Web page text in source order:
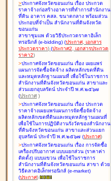
>ประกาศจังหวัดขอนแก่น เรื่อง ประกวด
ราคาจ้างก่อสร้างอาคารที่ทำการสำนักงาน
ที่ดิน อาคาร คสล. ขนาดกลาง พร้อมส่วน
ประกอบที่จำเป็น สำนักงานที่ดินจังหวัด
ขอนแก่น
สาขาชุมแพ ด้วยวิธีประกวดราคาอิเล็ก
ทรอนิกส์ (e-bidding) (ประกาศ, เอกสาร
ประกวดราคา) (ประกาศ2, เอกสารประกวด
ราคา2)
>ประกาศจังหวัดขอนแก่น เรื่อง เผยแพร่
แผนการจัดซื้อจัดจ้าง ผลิตหลักเขตที่ดิน
และหมุดหลักฐานแผนที่ เพื่อใช้ในราชการ
สำนักงานที่ดินจังหวัดขอนแก่น สาขาและ
ส่วนแยกอุบลรัตน์ ประจำปี พ.ศ.๒๕๖๗
(ประกาศ )
>ประกาศจังหวัดขอนแก่น เรื่อง ประกวด
ราคาจ้างเผยแพร่แผนการจัดซื้อจัดจ้าง
ผลิตหลักเขตที่ดินและหมุดหลักฐานแผนที่
เพื่อใช้ในการปฏิบัติงานรังวัดของสำนักงาน
ที่ดินจังหวัดขอนแก่น สาขาและส่วนแยก
อุบลรัตน์ ประจำปี พ.ศ.๒๕๖๗ (ประกาศ)
>ประกาศจังหวัดขอนแก่น เรื่อง การจัดซื้อ
เครื่องปรับอากาศ แบบแยกส่วน (ราคาค่า
ติดตั้ง) แบบแขวน เพื่อใช้ในราชการ
สำนักงานที่ดินจังหวัดขอนแก่น สาขา ด้วย
วิธีตลาดอิเล็กทรอนิกส์ (e-market)
(ประกาศ)